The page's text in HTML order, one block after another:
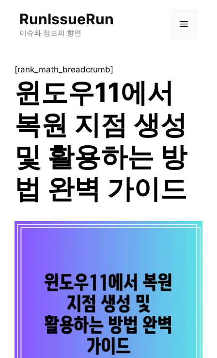
RunIssueRun
이슈와 정보의 향연
메
[rank_math_breadcrumb]
윈도우11에서
복원 지점 생성
및 활용하는 방
법 완벽 가이드